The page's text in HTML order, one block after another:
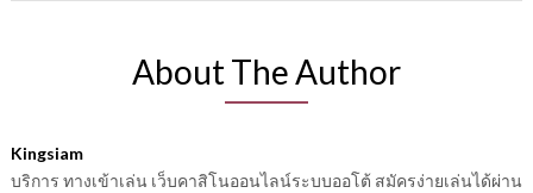
About The Author
Kingsiam
บริการ ทางเข้าเล่น เว็บคาสิโนออนไลน์ระบบออโต้ สมัครง่ายเล่นได้ผ่าน